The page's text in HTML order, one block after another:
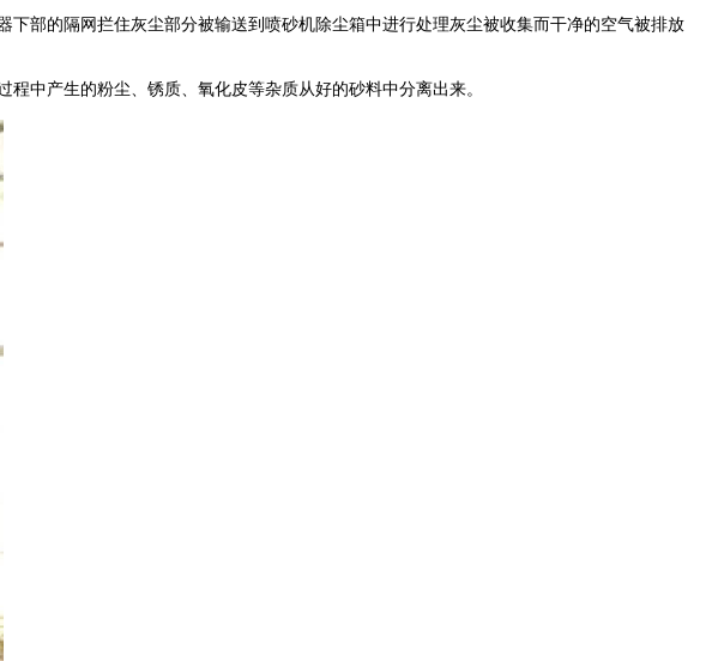
部的隔网拦住灰尘部分被输送到喷砂机除尘箱中进行处理灰尘被收集而干净的空气被排放
中产生的粉尘、锈质、氧化皮等杂质从好的砂料中分离出来。